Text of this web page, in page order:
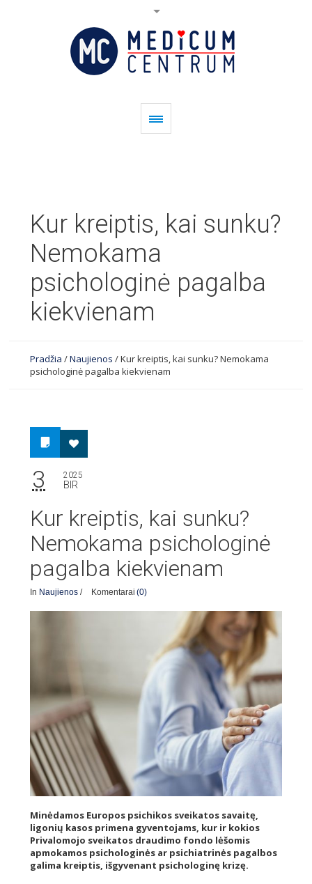
Kur kreiptis, kai sunku?
Nemokama
psichologinė pagalba
kiekvienam
Pradžia /Naujienos /Kur kreiptis, kai sunku? Nemokama
psichologinė pagalba kiekvienam
3 2025
BIR
Kur kreiptis, kai sunku?
Nemokama psichologinė
pagalba kiekvienam
In Naujienos / Komentarai (0)
Minėdamos Europos psichikos sveikatos savaitę,
ligonių kasos primena gyventojams, kur ir kokios
Privalomojo sveikatos draudimo fondo lėšomis
apmokamos psichologinės ar psichiatrinės pagalbos
galima kreiptis, išgyvenant psichologinę krizę.